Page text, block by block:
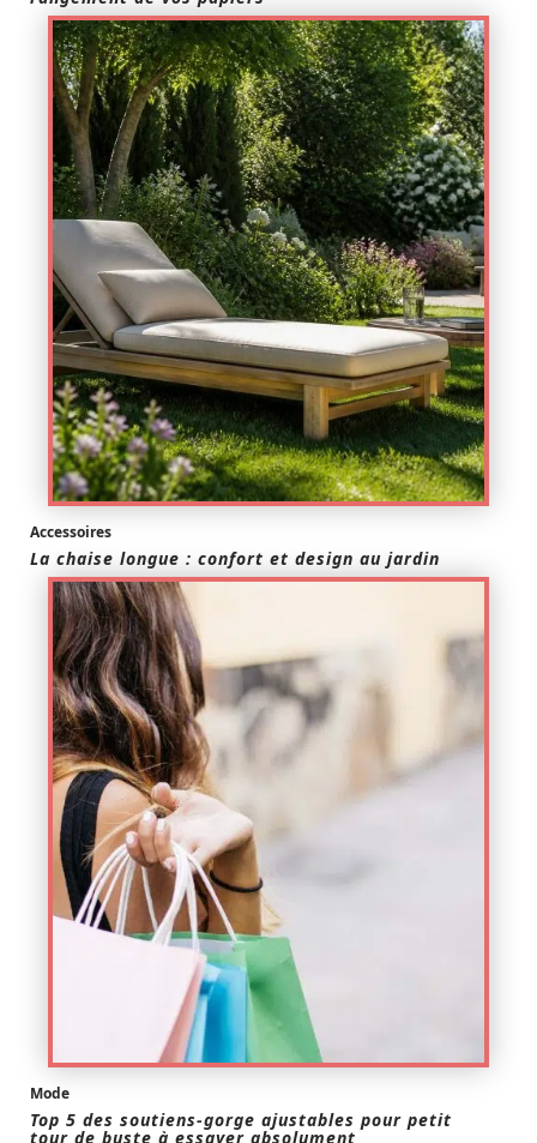
Accessoires
La chaise longue : confort et design au jardin
Mode
Top 5 des soutiens-gorge ajustables pour petit
tour de buste à essayer absolument